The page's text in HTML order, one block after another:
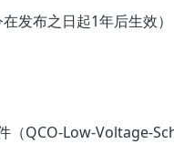
发布之日起1年后生效）
（QCO-Low-Voltage-